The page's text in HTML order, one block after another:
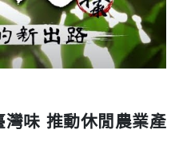
味 推動休閒農業產